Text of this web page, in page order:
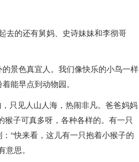
去的还有舅妈、史诗妹妹和李彻哥
景色真宜人。我们像快乐的小鸟一样
能早点到动物园。
只见人山人海，热闹非凡。爸爸妈妈
子可真多呀，各种各样的。有一只
“快来看，这儿有一只抱着小猴子的
意思。